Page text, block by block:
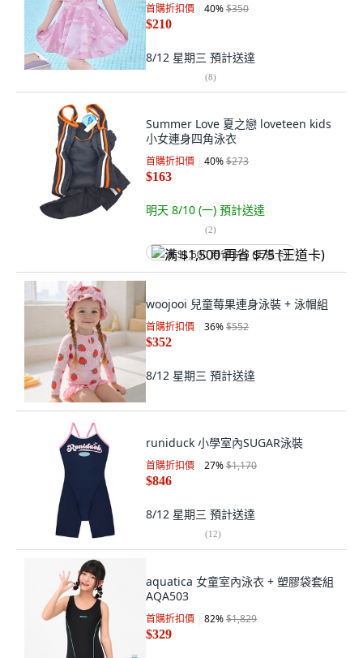
首購折扣價 40%$350
$210
8/12 星期三 預計送達
(8)
Summer Love 夏之戀 loveteen kids
小女連身四角泳衣
首購折扣價 40%$273
$163
明天 8/10 (一) 預計送達
(2)
满 $1,500 再省 $75 (王道卡)
woojooi 兒童莓果連身泳裝 + 泳帽組
首購折扣價 36%$552
$352
8/12 星期三 預計送達
runiduck 小學室內SUGAR泳裝
首購折扣價 27%$1,170
$846
8/12 星期三 預計送達
(12)
aquatica 女童室內泳衣 + 塑膠袋套組
AQA503
首購折扣價 82%$1,829
$329